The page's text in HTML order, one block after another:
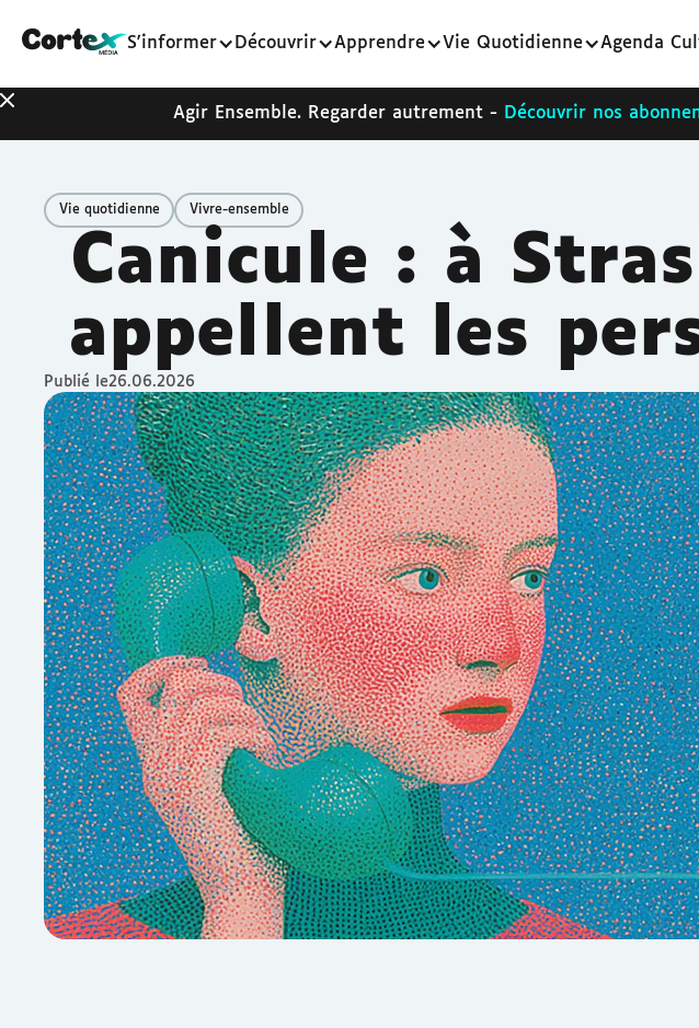
S'informer Découvrir Apprendre Vie Quotidienne Agenda
Agir Ensemble. Regarder autrement - Découvrir nos
Vie quotidienne Vivre-ensemble
Canicule : à
appellent les
Publié le26.06.2026